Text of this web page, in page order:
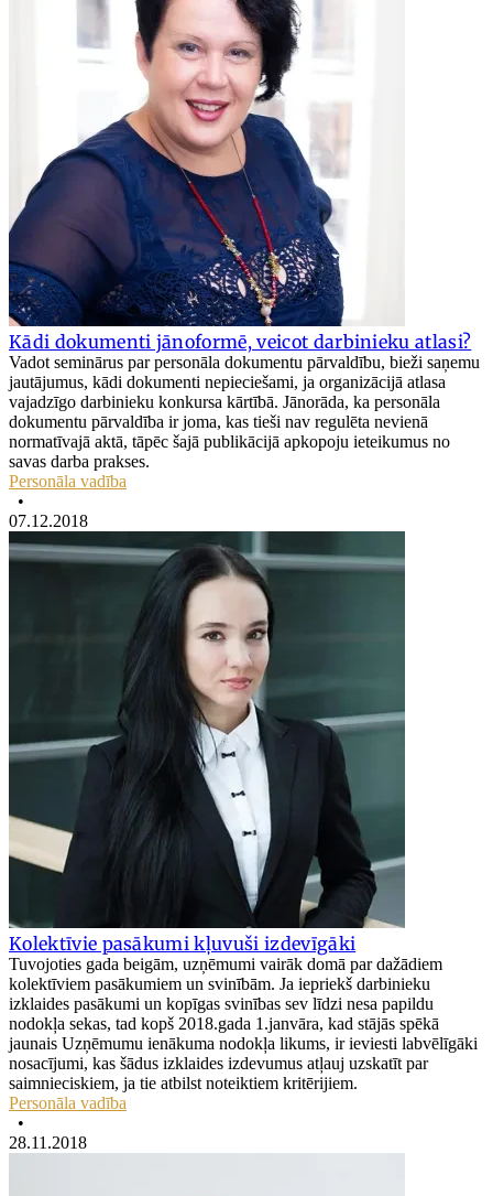
Kādi dokumenti jānoformē, veicot darbinieku atlasi?
Vadot seminārus par personāla dokumentu pārvaldību, bieži saņemu
jautājumus, kādi dokumenti nepieciešami, ja organizācijā atlasa
vajadzīgo darbinieku konkursa kārtībā. Jānorāda, ka personāla
dokumentu pārvaldība ir joma, kas tieši nav regulēta nevienā
normatīvajā aktā, tāpēc šajā publikācijā apkopoju ieteikumus no
savas darba prakses.
Personāla vadība
•
07.12.2018
Kolektīvie pasākumi kļuvuši izdevīgāki
Tuvojoties gada beigām, uzņēmumi vairāk domā par dažādiem
kolektīviem pasākumiem un svinībām. Ja iepriekš darbinieku
izklaides pasākumi un kopīgas svinības sev līdzi nesa papildu
nodokļa sekas, tad kopš 2018.gada 1.janvāra, kad stājās spēkā
jaunais Uzņēmumu ienākuma nodokļa likums, ir ieviesti labvēlīgāki
nosacījumi, kas šādus izklaides izdevumus atļauj uzskatīt par
saimnieciskiem, ja tie atbilst noteiktiem kritērijiem.
Personāla vadība
•
28.11.2018